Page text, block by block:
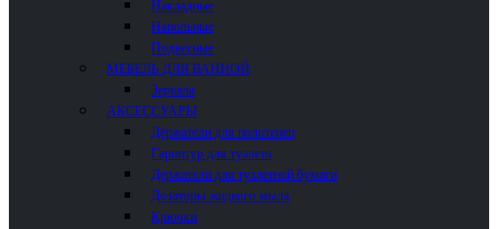
Накладные
Напольные
Подвесные
МЕБЕЛЬ ДЛЯ ВАННОЙ
Зеркала
АКСЕССУАРЫ
Держатели для полотенец
Гарнитур для туалета
Держатели для туалетной бумаги
Дозаторы жидкого мыла
Крючки